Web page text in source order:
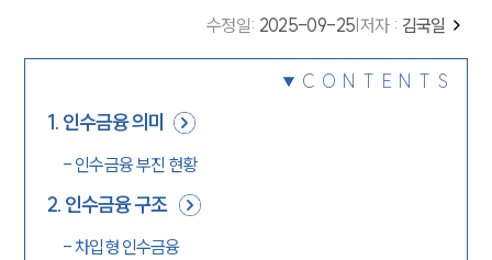
수정일: 2025-09-25 저자 : 김국일
CONTENTS
1. 인수금융 의미
- 인수금융 부진 현황
2. 인수금융 구조
-차입형 인수금융